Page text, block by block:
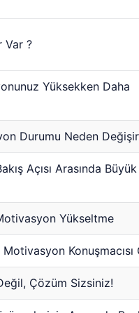
Var ?
Yüksekken Daha
Durumu Neden
Açısı Arasında
Yükseltme
Konuşmacısı
Çözüm Sizsiniz!